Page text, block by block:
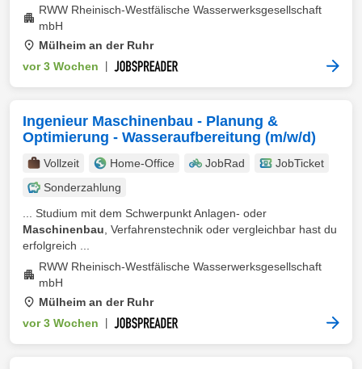
RWW Rheinisch-Westfälische Wasserwerksgesellschaft
mbH
Mülheim an der Ruhr
vor 3 Wochen
Ingenieur Maschinenbau - Planung &
Optimierung - Wasseraufbereitung (m/w/d)
Vollzeit Home-Office JobRad
JobTicket
Sonderzahlung
... Studium mit dem Schwerpunkt Anlagen- oder
Maschinenbau , Verfahrenstechnik oder vergleichbar hast du
erfolgreich ...
RWW Rheinisch-Westfälische Wasserwerksgesellschaft
mbH
Mülheim an der Ruhr
vor 3 Wochen